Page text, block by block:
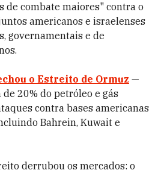
de combate maiores" contra o
americanos e israelenses
governamentais e de
o Estreito de Ormuz —
20% do petróleo e gás
contra bases americanas
Bahrein, Kuwait e
derrubou os mercados: o